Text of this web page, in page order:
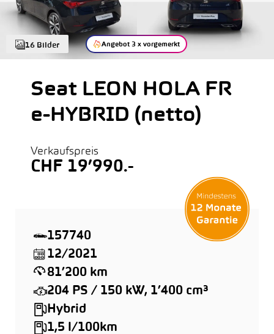
16 Bilder Angebot 3 x vorgemerkt
Seat LEON HOLA FR
e-HYBRID (netto)
Verkaufspreis
CHF 19’990.-
157740
12/2021
81’200 km
204 PS / 150 kW, 1’400 cm³
Hybrid
1,5 l/100km